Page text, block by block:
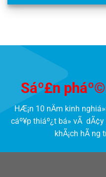
Sáº£n
HÆ¡n 10 nÄm kinh
cáº¥p thiáº¿t bá» vÃ
khÃ¡ch hÃ ng